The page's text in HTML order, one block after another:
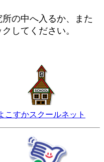
の中へ入るか、また
してください。
こすかスクールネット